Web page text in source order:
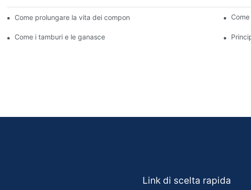
Come prolungare la vita dei componenti del sistema frenante della tua
Come i tamburi e le ganasce dei freni lavorano insieme per una frenata
Link di scelta rapida